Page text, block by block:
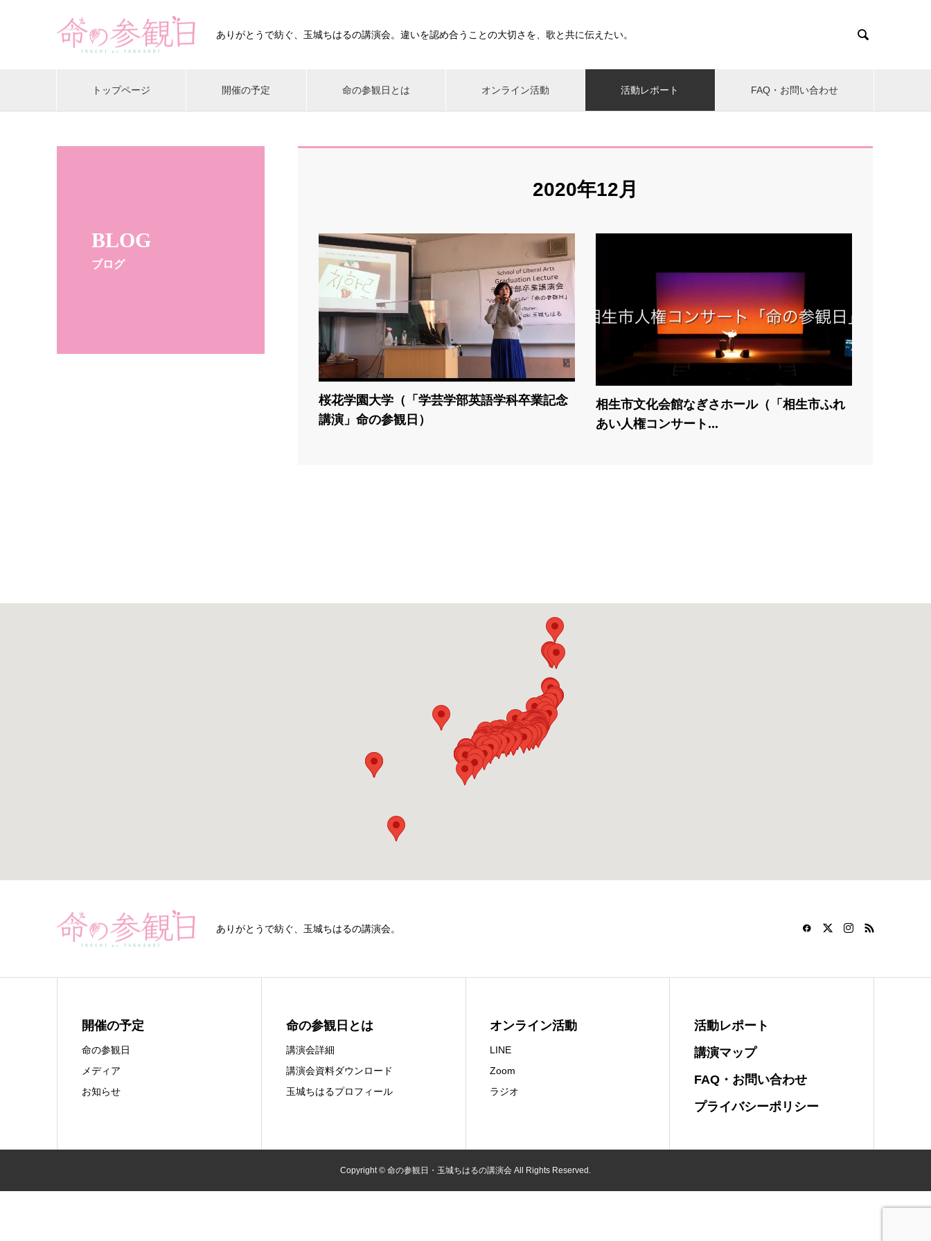
ありがとうで紡ぐ、玉城ちはるの講演会。違いを認め合うことの大切さを、歌と共に伝えたい。 
トップページ 開催の予定 命の参観日とは オンライン活動 活動レポート FAQ・お問い合わせ
BLOG
ブログ
2020年12月
桜花学園大学（「学芸学部英語学科卒業記念
講演」命の参観日）
相生市文化会館なぎさホール（「相生市ふれ
あい人権コンサート...
ありがとうで紡ぐ、玉城ちはるの講演会。
開催の予定
命の参観日
メディア
お知らせ
命の参観日とは
講演会詳細
講演会資料ダウンロード
玉城ちはるプロフィール
オンライン活動
LINE
Zoom
ラジオ
活動レポート
講演マップ
FAQ・お問い合わせ
プライバシーポリシー
Copyright © 命の参観日・玉城ちはるの講演会 All Rights Reserved.